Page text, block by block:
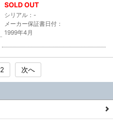
SOLD OUT
シリアル：-
メーカー保証書日付：
1999年4月
2 次へ